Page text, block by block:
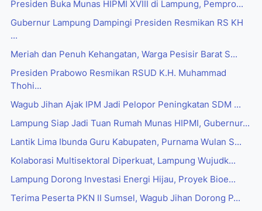
Presiden Buka Munas HIPMI XVIII di Lampung, Pempro...
Gubernur Lampung Dampingi Presiden Resmikan RS KH
...
Meriah dan Penuh Kehangatan, Warga Pesisir Barat S...
Presiden Prabowo Resmikan RSUD K.H. Muhammad
Thohi...
Wagub Jihan Ajak IPM Jadi Pelopor Peningkatan SDM ...
Lampung Siap Jadi Tuan Rumah Munas HIPMI, Gubernur...
Lantik Lima Ibunda Guru Kabupaten, Purnama Wulan S...
Kolaborasi Multisektoral Diperkuat, Lampung Wujudk...
Lampung Dorong Investasi Energi Hijau, Proyek Bioe...
Terima Peserta PKN II Sumsel, Wagub Jihan Dorong P...